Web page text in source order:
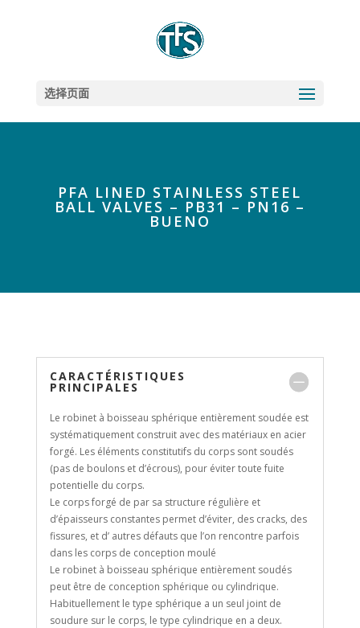
选择页面
PFA LINED STAINLESS STEEL
BALL VALVES – PB31 – PN16 –
BUENO
CARACTÉRISTIQUES
PRINCIPALES
Le robinet à boisseau sphérique entièrement soudée est
systématiquement construit avec des matériaux en acier
forgé. Les éléments constitutifs du corps sont soudés
(pas de boulons et d’écrous), pour éviter toute fuite
potentielle du corps.
Le corps forgé de par sa structure régulière et
d’épaisseurs constantes permet d’éviter, des cracks, des
fissures, et d’ autres défauts que l’on rencontre parfois
dans les corps de conception moulé
Le robinet à boisseau sphérique entièrement soudés
peut être de conception sphérique ou cylindrique.
Habituellement le type sphérique a un seul joint de
soudure sur le corps, le type cylindrique en a deux.